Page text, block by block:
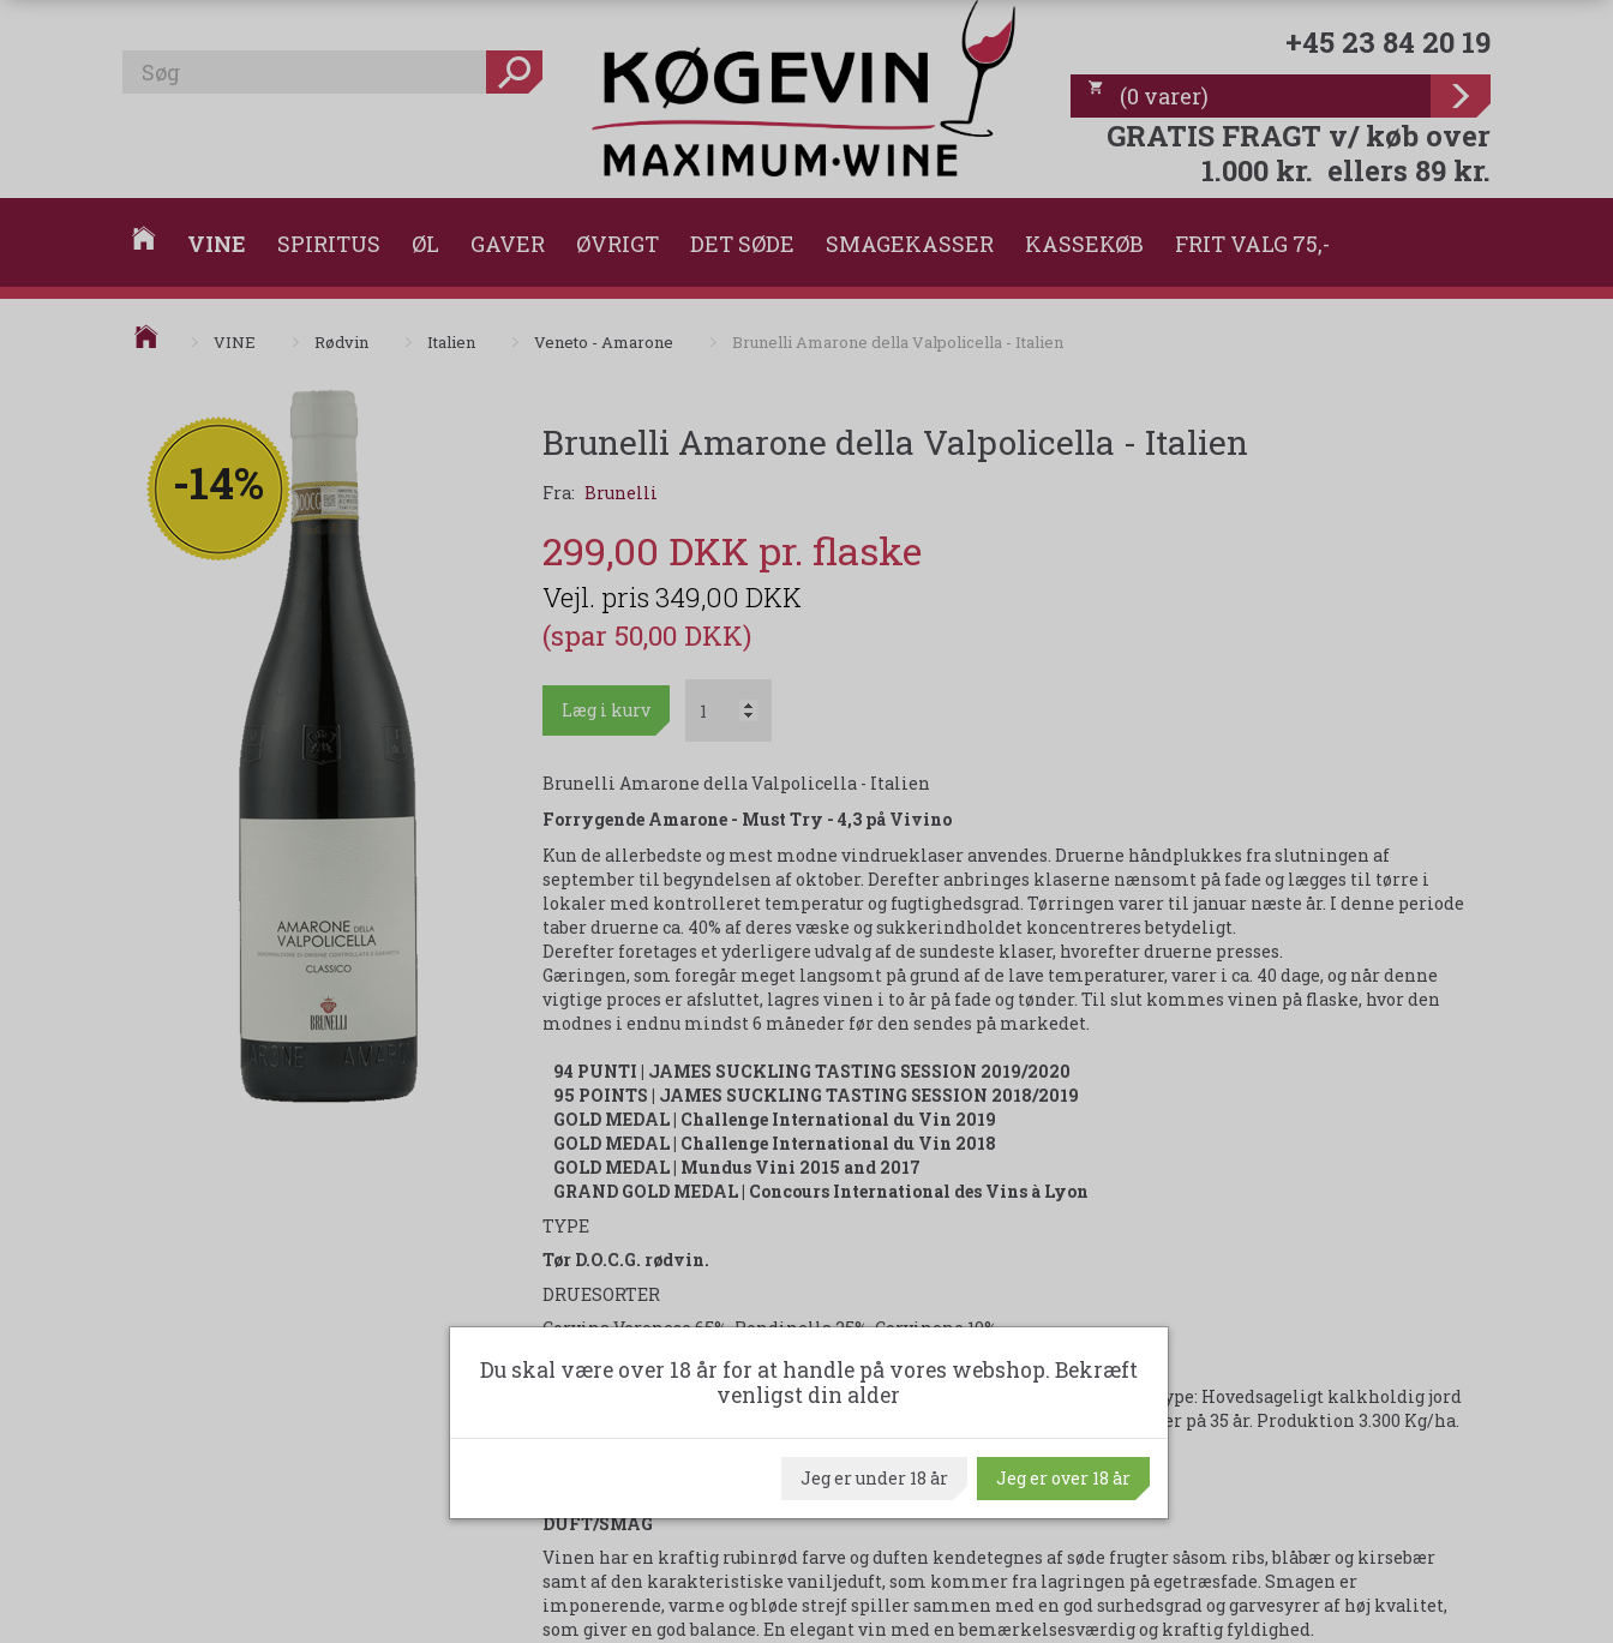
+45 23 84 20 19
(0 varer)
GRATIS FRAGT v/ køb over
1.000 kr. ellers 89 kr.
VINE SPIRITUS ØL GAVER ØVRIGT DET SØDE SMAGEKASSER KASSEKØB FRIT VALG 75,-
VINE Rødvin Italien Veneto - Amarone Brunelli Amarone della Valpolicella - Italien
-14%
Brunelli Amarone della Valpolicella - Italien
Fra: Brunelli
299,00 DKK
349,00 DKK
(spar 50,00 DKK)
Læg i kurv
Brunelli Amarone della Valpolicella - Italien
Forrygende Amarone - Must Try - 4,3 på Vivino
Kun de allerbedste og mest modne vindrueklaser anvendes. Druerne håndplukkes fra slutningen af
september til begyndelsen af oktober. Derefter anbringes klaserne nænsomt på fade og lægges til tørre i
lokaler med kontrolleret temperatur og fugtighedsgrad. Tørringen varer til januar næste år. I denne periode
taber druerne ca. 40% af deres væske og sukkerindholdet koncentreres betydeligt.
Derefter foretages et yderligere udvalg af de sundeste klaser, hvorefter druerne presses.
Gæringen, som foregår meget langsomt på grund af de lave temperaturer, varer i ca. 40 dage, og når denne
vigtige proces er afsluttet, lagres vinen i to år på fade og tønder. Til slut kommes vinen på flaske, hvor den
modnes i endnu mindst 6 måneder før den sendes på markedet.
94 PUNTI | JAMES SUCKLING TASTING SESSION 2019/2020
95 POINTS | JAMES SUCKLING TASTING SESSION 2018/2019
GOLD MEDAL | Challenge International du Vin 2019
GOLD MEDAL | Challenge International du Vin 2018
GOLD MEDAL | Mundus Vini 2015 and 2017
GRAND GOLD MEDAL | Concours International des Vins à Lyon
TYPE
Tør D.O.C.G. rødvin.
DRUESORTER
Corvina Veronese 65%, Rondinella 25%, Corvinone 10%.
PRODUKTIONSOMRÅDE
Vinstokke ved San Pietro In Cariano og Pedemonte di Valpolicella. Jordtype: Hovedsageligt kalkholdig jord
med mange sten. Pergola Trentina. Vinstokkene har en gennemsnitsalder på 35 år. Produktion 3.300 Kg/ha.
DUFT/SMAG
Vinen har en kraftig rubinrød farve og duften kendetegnes af søde frugter såsom ribs, blåbær og kirsebær
samt af den karakteristiske vaniljeduft, som kommer fra lagringen på egetræsfade. Smagen er
imponerende, varme og bløde strejf spiller sammen med en god surhedsgrad og garvesyrer af høj kvalitet,
som giver en god balance. En elegant vin med en bemærkelsesværdig og kraftig fyldighed.
Du skal være over 18 år for at handle på vores webshop. Bekræft
venligst din alder
Jeg er under 18 år Jeg er over 18 år